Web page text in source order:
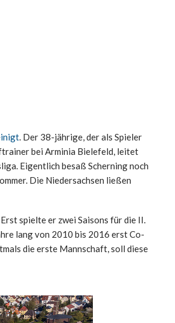
. Der 38-jährige, der als Spieler
bei Arminia Bielefeld, leitet
Eigentlich besaß Scherning noch
Die Niedersachsen ließen
spielte er zwei Saisons für die II.
lang von 2010 bis 2016 erst Co-
die erste Mannschaft, soll diese